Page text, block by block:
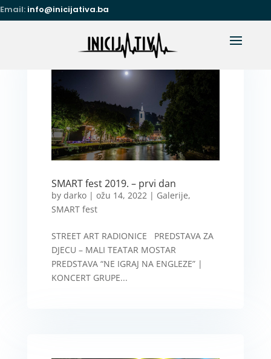
Email: info@inicijativa.ba
SMART fest 2019. – prvi dan
by darko| ožu 14, 2022| Galerije,
SMART fest
STREET ART RADIONICE PREDSTAVA ZA
DJECU – MALI TEATAR MOSTAR
PREDSTAVA “NE IGRAJ NA ENGLEZE” |
KONCERT GRUPE...